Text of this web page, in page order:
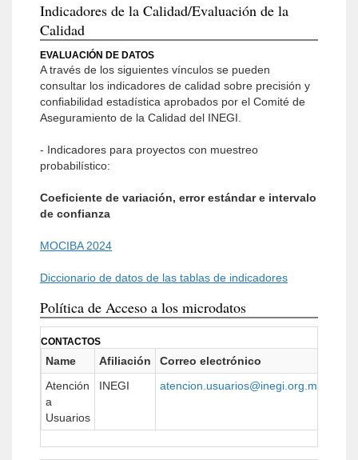
Indicadores de la Calidad/Evaluación de la
Calidad
EVALUACIÓN DE DATOS
A través de los siguientes vínculos se pueden
consultar los indicadores de calidad sobre precisión y
confiabilidad estadística aprobados por el Comité de
Aseguramiento de la Calidad del INEGI.
- Indicadores para proyectos con muestreo
probabilístico:
Coeficiente de variación, error estándar e intervalo
de confianza
MOCIBA 2024
Diccionario de datos de las tablas de indicadores
Política de Acceso a los microdatos
CONTACTOS
Name Afiliación Correo electrónico
Atención
a
Usuarios
INEGI atencion.usuarios@inegi.org.mx